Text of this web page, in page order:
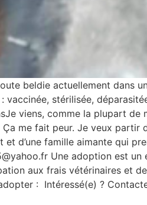
beldie actuellement dans
vaccinée, stérilisée,
viens, comme la plupart
me fait peur. Je veux
d’une famille aimante qui
Une adoption est
aux frais vétérinaires et
: Intéressé(e) ?